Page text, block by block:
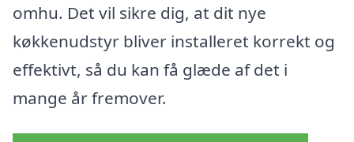
omhu. Det vil sikre dig, at dit nye
køkkenudstyr bliver installeret korrekt og
effektivt, så du kan få glæde af det i
mange år fremover.